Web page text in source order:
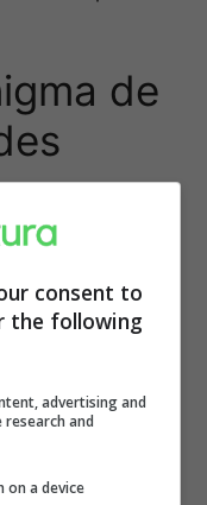
de
Microsoft Paul
arrecifes de
consent to
the following
advertising and
and
on a device